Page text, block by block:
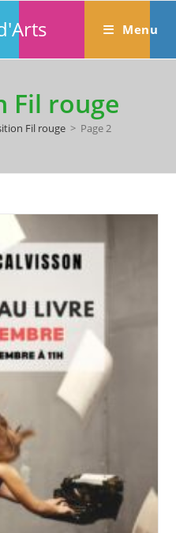
Menu
Fil rouge
Fil rouge > Page 2